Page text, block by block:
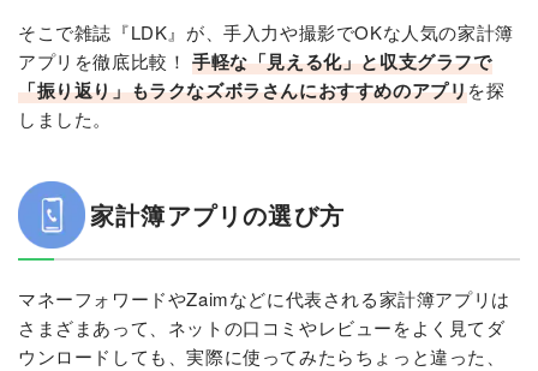
そこで雑誌『LDK』が、手入力や撮影でOKな人気の家計簿
アプリを徹底比較！ 手軽な「見える化」と収支グラフで
「振り返り」もラクなズボラさんにおすすめのアプリを探
しました。
家計簿アプリの選び方
マネーフォワードやZaimなどに代表される家計簿アプリは
さまざまあって、ネットの口コミやレビューをよく見てダ
ウンロードしても、実際に使ってみたらちょっと違った、